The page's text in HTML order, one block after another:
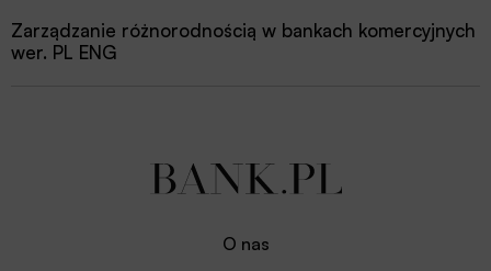
Zarządzanie różnorodnością w bankach komercyjnych
wer. PL ENG
O nas